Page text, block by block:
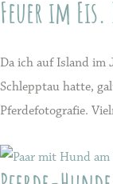
Feuer im
Da ich auf Island im
Schlepptau hatte,
Pferdefotografie.